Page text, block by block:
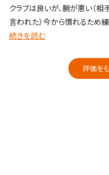
クラブは良いが、腕が悪い（相
言われた）今から慣れるため
じあう？、
続きを読む
評価を